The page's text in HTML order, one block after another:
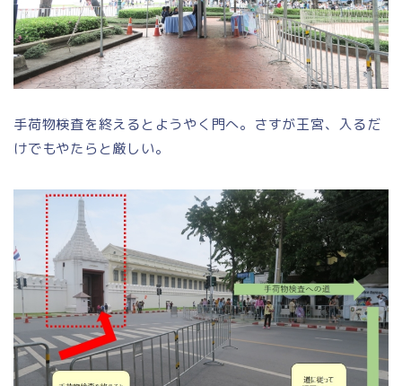
手荷物検査を終えるとようやく門へ。さすが王宮、入るだ
けでもやたらと厳しい。